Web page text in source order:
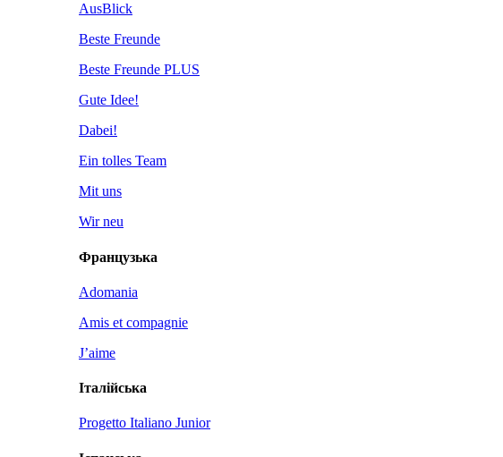
AusBlick
Beste Freunde
Beste Freunde PLUS
Gute Idee!
Dabei!
Ein tolles Team
Mit uns
Wir neu
Французька
Adomania
Amis et compagnie
J’aime
Італійська
Progetto Italiano Junior